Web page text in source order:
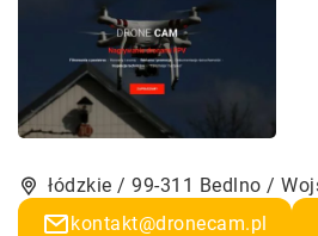
łódzkie / 99-311 Bedlno /
kontakt@dronecam.pl